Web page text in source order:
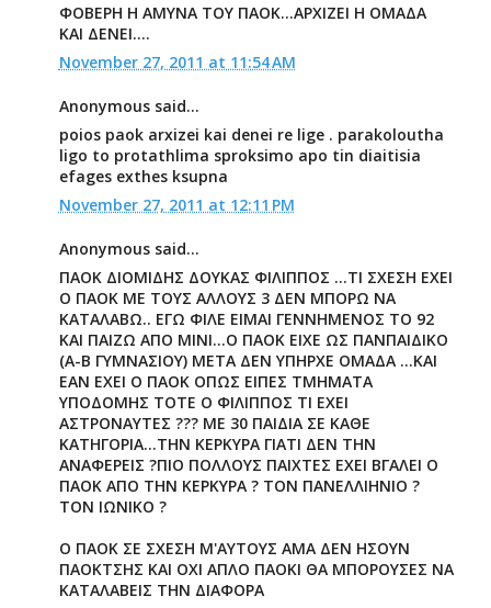
ΦΟΒΕΡΗ Η ΑΜΥΝΑ ΤΟΥ ΠΑΟΚ...ΑΡΧΙΖΕΙ Η ΟΜΑΔΑ
ΚΑΙ ΔΕΝΕΙ....
November 27, 2011 at 11:54 AM
Anonymous said...
poios paok arxizei kai denei re lige . parakoloutha
ligo to protathlima sproksimo apo tin diaitisia
efages exthes ksupna
November 27, 2011 at 12:11 PM
Anonymous said...
ΠΑΟΚ ΔΙΟΜΙΔΗΣ ΔΟΥΚΑΣ ΦΙΛΙΠΠΟΣ ...ΤΙ ΣΧΕΣΗ ΕΧΕΙ
Ο ΠΑΟΚ ΜΕ ΤΟΥΣ ΑΛΛΟΥΣ 3 ΔΕΝ ΜΠΟΡΩ ΝΑ
ΚΑΤΑΛΑΒΩ.. ΕΓΩ ΦΙΛΕ ΕΙΜΑΙ ΓΕΝΝΗΜΕΝΟΣ ΤΟ 92
ΚΑΙ ΠΑΙΖΩ ΑΠΟ ΜΙΝΙ...Ο ΠΑΟΚ ΕΙΧΕ ΩΣ ΠΑΝΠΑΙΔΙΚΟ
(Α-Β ΓΥΜΝΑΣΙΟΥ) ΜΕΤΑ ΔΕΝ ΥΠΗΡΧΕ ΟΜΑΔΑ ...ΚΑΙ
ΕΑΝ ΕΧΕΙ Ο ΠΑΟΚ ΟΠΩΣ ΕΙΠΕΣ ΤΜΗΜΑΤΑ
ΥΠΟΔΟΜΗΣ ΤΟΤΕ Ο ΦΙΛΙΠΠΟΣ ΤΙ ΕΧΕΙ
ΑΣΤΡΟΝΑΥΤΕΣ ??? ΜΕ 30 ΠΑΙΔΙΑ ΣΕ ΚΑΘΕ
ΚΑΤΗΓΟΡΙΑ...ΤΗΝ ΚΕΡΚΥΡΑ ΓΙΑΤΙ ΔΕΝ ΤΗΝ
ΑΝΑΦΕΡΕΙΣ ?ΠΙΟ ΠΟΛΛΟΥΣ ΠΑΙΧΤΕΣ ΕΧΕΙ ΒΓΑΛΕΙ Ο
ΠΑΟΚ ΑΠΟ ΤΗΝ ΚΕΡΚΥΡΑ ? ΤΟΝ ΠΑΝΕΛΛΙΗΝΙΟ ?
ΤΟΝ ΙΩΝΙΚΟ ?
Ο ΠΑΟΚ ΣΕ ΣΧΕΣΗ Μ'ΑΥΤΟΥΣ ΑΜΑ ΔΕΝ ΗΣΟΥΝ
ΠΑΟΚΤΣΗΣ ΚΑΙ ΟΧΙ ΑΠΛΟ ΠΑΟΚΙ ΘΑ ΜΠΟΡΟΥΣΕΣ ΝΑ
ΚΑΤΑΛΑΒΕΙΣ ΤΗΝ ΔΙΑΦΟΡΑ